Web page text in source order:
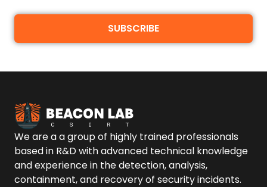
SUBSCRIBE
We are a a group of highly trained professionals
based in R&D with advanced technical knowledge
and experience in the detection, analysis,
containment, and recovery of security incidents.